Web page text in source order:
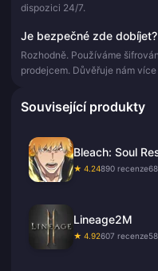
dispozici 24/7.
Je bezpečné zde dobíjet?
Rozhodně. Používáme
prodejcem. Důvěřuje nám
Související produkty
Bleach: Soul
balíčky
★ 4.24890 recenze
Lineage2M
★ 4.92607 recenze